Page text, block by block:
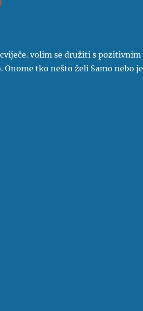
volim se družiti s pozitivnim
Onome tko nešto želi Samo nebo je